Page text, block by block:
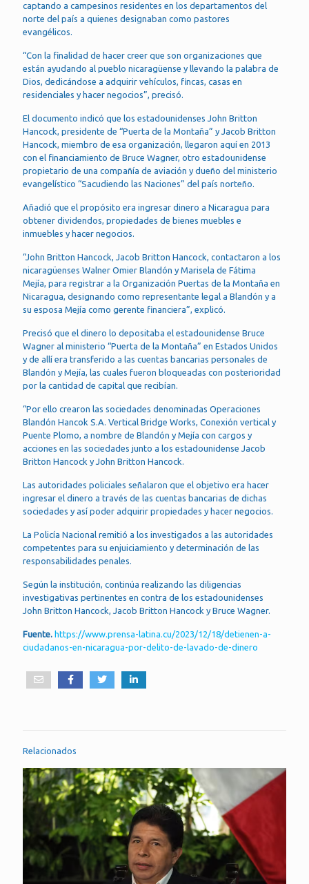
captando a campesinos residentes en los departamentos del
norte del país a quienes designaban como pastores
evangélicos.
“Con la finalidad de hacer creer que son organizaciones que
están ayudando al pueblo nicaragüense y llevando la palabra de
Dios, dedicándose a adquirir vehículos, fincas, casas en
residenciales y hacer negocios”, precisó.
El documento indicó que los estadounidenses John Britton
Hancock, presidente de “Puerta de la Montaña” y Jacob Britton
Hancock, miembro de esa organización, llegaron aquí en 2013
con el financiamiento de Bruce Wagner, otro estadounidense
propietario de una compañía de aviación y dueño del ministerio
evangelístico “Sacudiendo las Naciones” del país norteño.
Añadió que el propósito era ingresar dinero a Nicaragua para
obtener dividendos, propiedades de bienes muebles e
inmuebles y hacer negocios.
“John Britton Hancock, Jacob Britton Hancock, contactaron a los
nicaragüenses Walner Omier Blandón y Marisela de Fátima
Mejía, para registrar a la Organización Puertas de la Montaña en
Nicaragua, designando como representante legal a Blandón y a
su esposa Mejía como gerente financiera”, explicó.
Precisó que el dinero lo depositaba el estadounidense Bruce
Wagner al ministerio “Puerta de la Montaña” en Estados Unidos
y de allí era transferido a las cuentas bancarias personales de
Blandón y Mejía, las cuales fueron bloqueadas con posterioridad
por la cantidad de capital que recibían.
“Por ello crearon las sociedades denominadas Operaciones
Blandón Hancok S.A. Vertical Bridge Works, Conexión vertical y
Puente Plomo, a nombre de Blandón y Mejía con cargos y
acciones en las sociedades junto a los estadounidense Jacob
Britton Hancock y John Britton Hancock.
Las autoridades policiales señalaron que el objetivo era hacer
ingresar el dinero a través de las cuentas bancarias de dichas
sociedades y así poder adquirir propiedades y hacer negocios.
La Policía Nacional remitió a los investigados a las autoridades
competentes para su enjuiciamiento y determinación de las
responsabilidades penales.
Según la institución, continúa realizando las diligencias
investigativas pertinentes en contra de los estadounidenses
John Britton Hancock, Jacob Britton Hancock y Bruce Wagner.
Fuente. https://www.prensa-latina.cu/2023/12/18/detienen-a-
ciudadanos-en-nicaragua-por-delito-de-lavado-de-dinero
Relacionados